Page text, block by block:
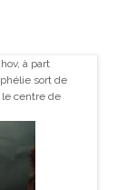
à part
sort de
le centre de